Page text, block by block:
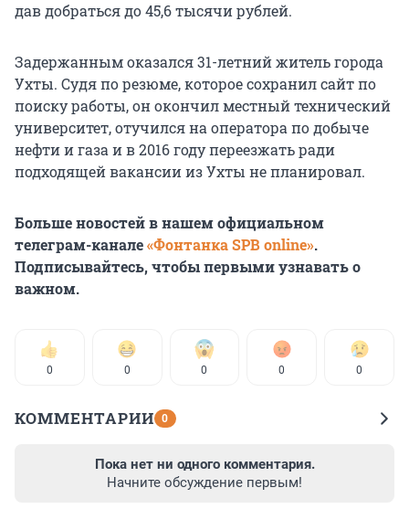
дав добраться до 45,6 тысячи рублей.
Задержанным оказался 31-летний житель города
Ухты. Судя по резюме, которое сохранил сайт по
поиску работы, он окончил местный технический
университет, отучился на оператора по добыче
нефти и газа и в 2016 году переезжать ради
подходящей вакансии из Ухты не планировал.
Больше новостей в нашем официальном
телеграм-канале«Фонтанка SPB online».
Подписывайтесь, чтобы первыми узнавать о
важном.
0 0 0 0 0
КОММЕНТАРИИ 0
Пока нет ни одного комментария.
Начните обсуждение первым!